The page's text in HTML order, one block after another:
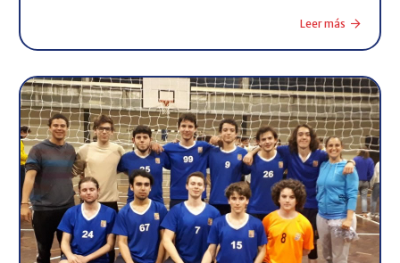
Leer más